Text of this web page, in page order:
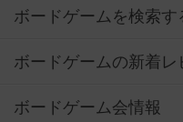
ボードゲームを検索す
ボードゲームの新着レ
ボードゲーム会情報